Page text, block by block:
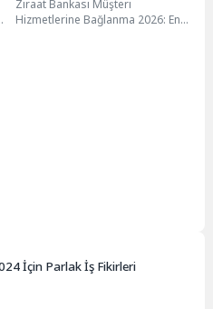
En Hızlı İletişim Yolları
Ziraat Bankası Müşteri
Hizmetlerine Bağlanma 2026: En
İçin Parlak İş Fikirleri